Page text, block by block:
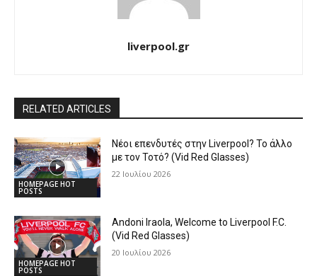
liverpool.gr
RELATED ARTICLES
HOMEPAGE HOT
POSTS
Νέοι επενδυτές στην Liverpool? Το άλλο
με τον Τοτό? (Vid Red Glasses)
22 Ιουλίου 2026
HOMEPAGE HOT
POSTS
Andoni Iraola, Welcome to Liverpool F.C.
(Vid Red Glasses)
20 Ιουλίου 2026